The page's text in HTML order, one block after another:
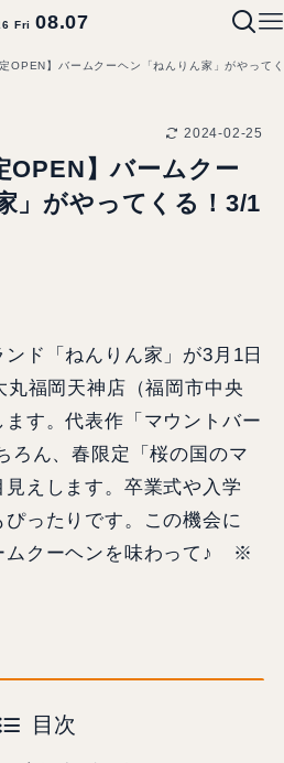
Fri08.07
定OPEN】バームクーヘン「ねんりん家」がやって
2024-02-25
OPEN】バームクー
」がやってくる！3/1
ド「ねんりん家」が3月1日
丸福岡天神店（福岡市中央
す。代表作「マウントバー
ろん、春限定「桜の国のマ
えします。卒業式や入学
ったりです。この機会に
ムクーヘンを味わって♪ ※
目次